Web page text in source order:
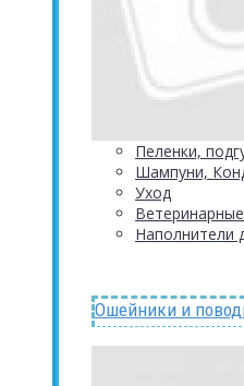
Пеленки,
Шампуни,
Уход
Наполнители
Ошейники и